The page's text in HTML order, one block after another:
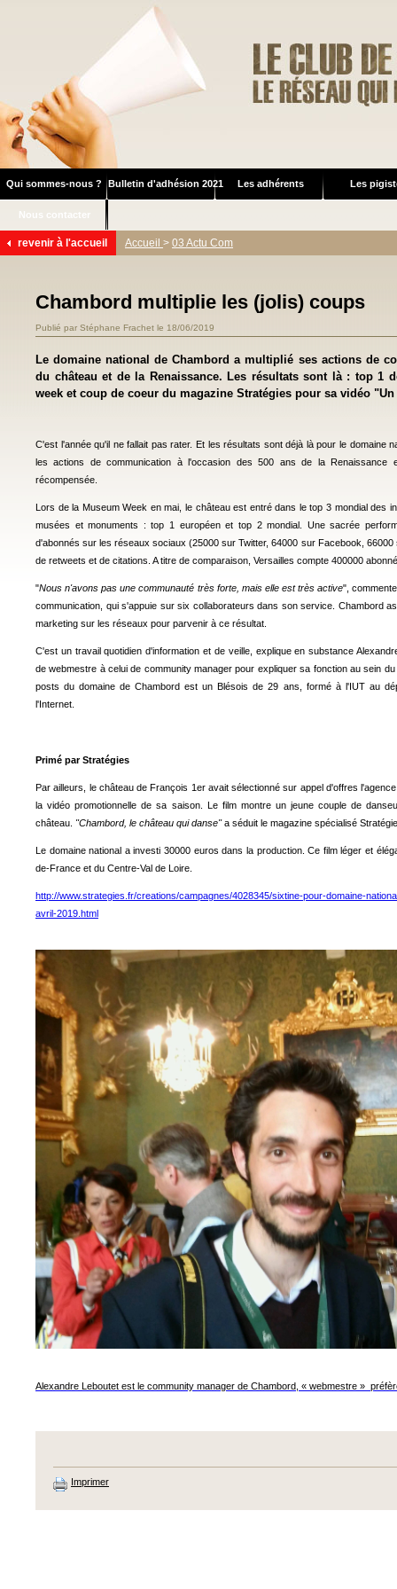
Qui sommes-nous ? Bulletin d'adhésion 2021 Les adhérents Les
Nous contacter
revenir à l'accueil Accueil > 03 Actu Com
Chambord multiplie les (jolis) coups
Publié par Stéphane Frachet le 18/06/2019
Le domaine national de Chambord a multiplié ses actions de
du château et de la Renaissance. Les résultats sont là : top 1
week et coup de coeur du magazine Stratégies pour sa vidéo
C'est l'année qu'il ne fallait pas rater. Et les résultats sont déjà là pour le domaine
les actions de communication à l'occasion des 500 ans de la
récompensée.
Lors de la Museum Week en mai, le château est entré dans le top 3 mondial des
musées et monuments : top 1 européen et top 2 mondial. Une sacrée
d'abonnés sur les réseaux sociaux (25000 sur Twitter, 64000 sur Facebook,
de retweets et de citations. A titre de comparaison, Versailles compte 400000
"Nous n'avons pas une communauté très forte, mais elle est très active",
communication, qui s'appuie sur six collaborateurs dans son service. Chambord
marketing sur les réseaux pour parvenir à ce résultat.
C'est un travail quotidien d'information et de veille, explique en substance
de webmestre à celui de community manager pour expliquer sa fonction au sein
posts du domaine de Chambord est un Blésois de 29 ans, formé à l'IUT au
l'Internet.
Primé par Stratégies
Par ailleurs, le château de François 1er avait sélectionné sur appel d'offres
la vidéo promotionnelle de sa saison. Le film montre un jeune couple de
château. "Chambord, le château qui danse"a séduit le magazine spécialisé
Le domaine national a investi 30000 euros dans la production. Ce film léger et
de-France et du Centre-Val de Loire.
http://www.strategies.fr/creations/campagnes/4028345/sixtine-pour-domaine-
avril-2019.html
Alexandre Leboutet est le community manager de Chambord, « webmestre »
Imprimer